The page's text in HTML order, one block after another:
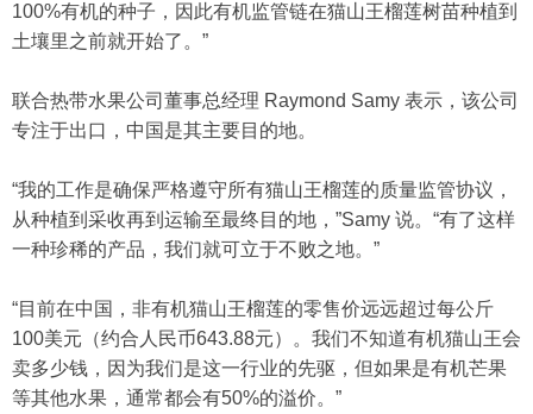
100%有机的种子，因此有机监管链在猫山王榴莲树苗种植到
土壤里之前就开始了。”
联合热带水果公司董事总经理 Raymond Samy 表示，该公司
专注于出口，中国是其主要目的地。
“我的工作是确保严格遵守所有猫山王榴莲的质量监管协议，
从种植到采收再到运输至最终目的地，”Samy 说。“有了这样
一种珍稀的产品，我们就可立于不败之地。”
“目前在中国，非有机猫山王榴莲的零售价远远超过每公斤
100美元（约合人民币643.88元）。我们不知道有机猫山王会
卖多少钱，因为我们是这一行业的先驱，但如果是有机芒果
等其他水果，通常都会有50%的溢价。”